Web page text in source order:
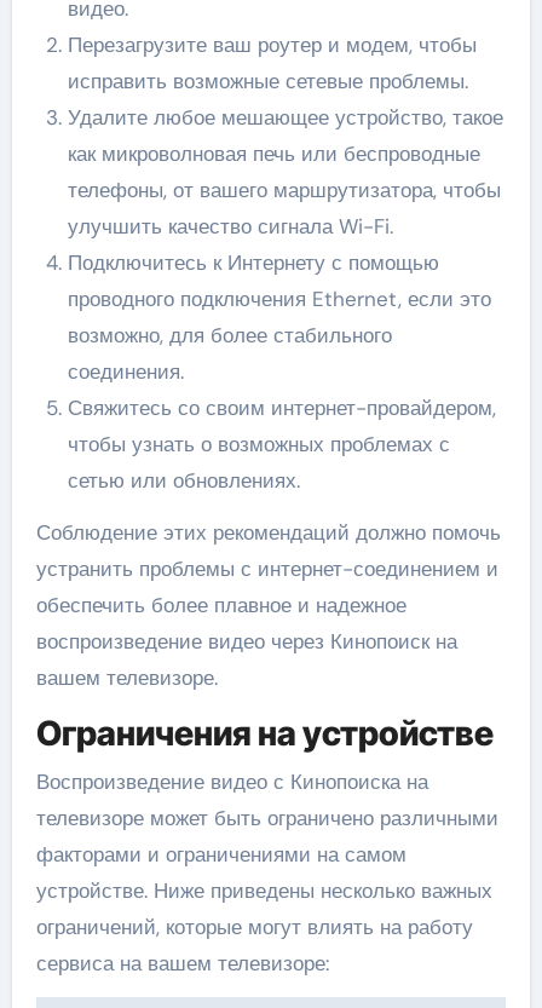
видео.
Перезагрузите ваш роутер и модем, чтобы
исправить возможные сетевые проблемы.
Удалите любое мешающее устройство, такое
как микроволновая печь или беспроводные
телефоны, от вашего маршрутизатора, чтобы
улучшить качество сигнала Wi-Fi.
Подключитесь к Интернету с помощью
проводного подключения Ethernet, если это
возможно, для более стабильного
соединения.
Свяжитесь со своим интернет-провайдером,
чтобы узнать о возможных проблемах с
сетью или обновлениях.
Соблюдение этих рекомендаций должно помочь
устранить проблемы с интернет-соединением и
обеспечить более плавное и надежное
воспроизведение видео через Кинопоиск на
вашем телевизоре.
Ограничения на устройстве
Воспроизведение видео с Кинопоиска на
телевизоре может быть ограничено различными
факторами и ограничениями на самом
устройстве. Ниже приведены несколько важных
ограничений, которые могут влиять на работу
сервиса на вашем телевизоре: